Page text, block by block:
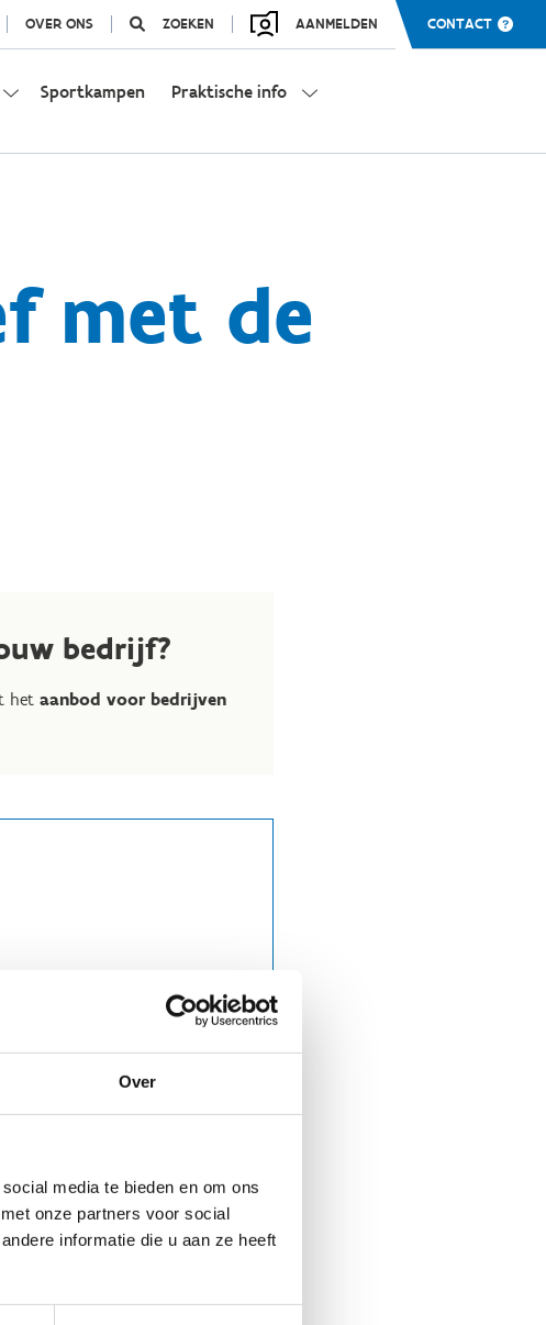
Over
media te bieden en om ons
onze partners voor social
informatie die u aan ze heeft
OVER ONS ZOEKEN AANMELDEN CONTACT
Sportkampen Praktische info
met de
bedrijf?
het aanbod voor bedrijven